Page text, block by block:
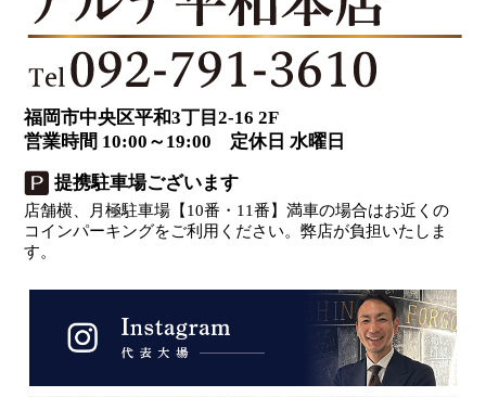
福岡市中央区平和3丁目2-16 2F
営業時間 10:00～19:00 定休日 水曜日
提携駐車場ございます
店舗横、月極駐車場【10番・11番】満車の場合はお近くの
コインパーキングをご利用ください。弊店が負担いたしま
す。